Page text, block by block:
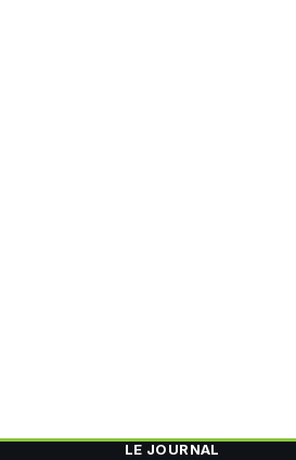
LE JOURNAL